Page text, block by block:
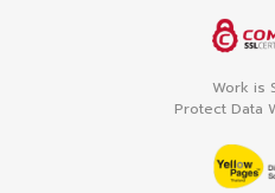
Work is
Protect Data